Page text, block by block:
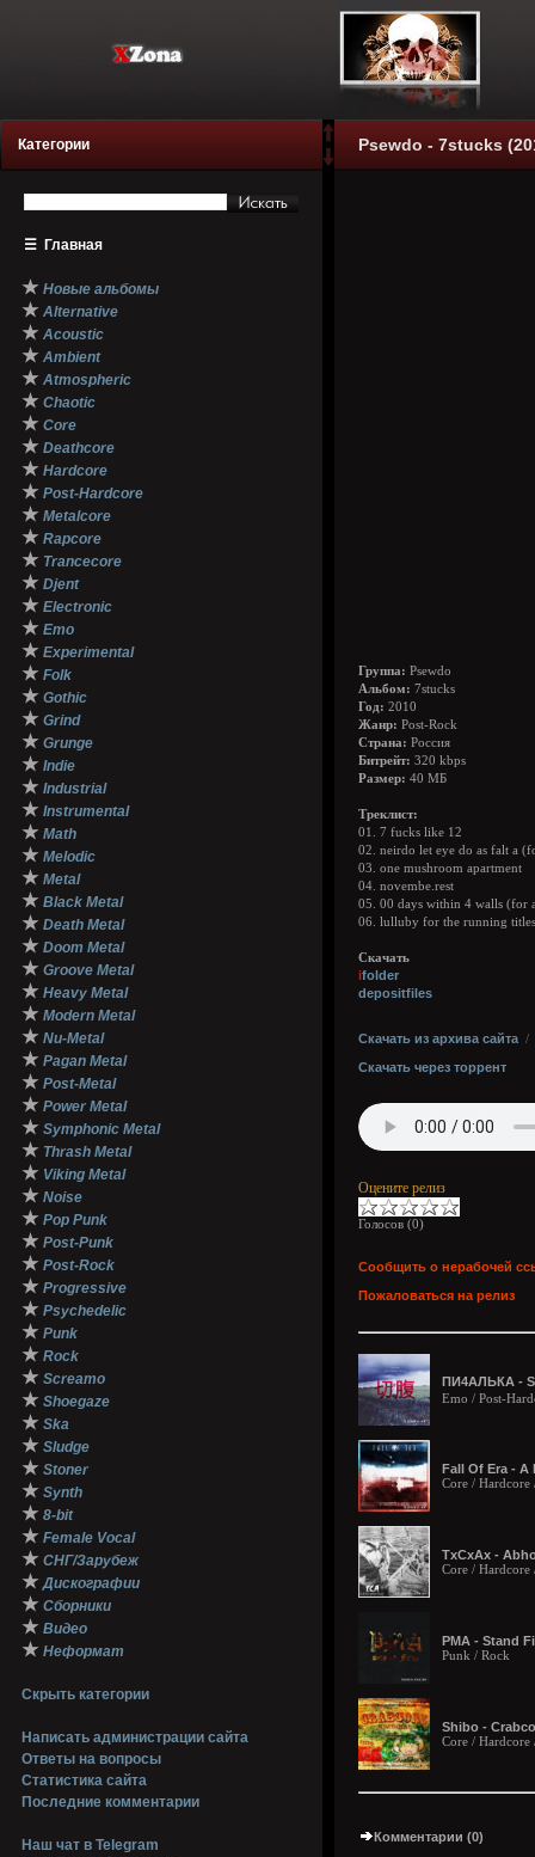
Категории
☰ Главная
★ Новые альбомы
★ Alternative
★ Acoustic
★ Ambient
★ Atmospheric
★ Chaotic
★ Core
★ Deathcore
★ Hardcore
★ Post-Hardcore
★ Metalcore
★ Rapcore
★ Trancecore
★ Djent
★ Electronic
★ Emo
★ Experimental
★ Folk
★ Gothic
★ Grind
★ Grunge
★ Indie
★ Industrial
★ Instrumental
★ Math
★ Melodic
★ Metal
★ Black Metal
★ Death Metal
★ Doom Metal
★ Groove Metal
★ Heavy Metal
★ Modern Metal
★ Nu-Metal
★ Pagan Metal
★ Post-Metal
★ Power Metal
★ Symphonic Metal
★ Thrash Metal
★ Viking Metal
★ Noise
★ Pop Punk
★ Post-Punk
★ Post-Rock
★ Progressive
★ Psychedelic
★ Punk
★ Rock
★ Screamo
★ Shoegaze
★ Ska
★ Sludge
★ Stoner
★ Synth
★ 8-bit
★ Female Vocal
★ СНГ/Зарубеж
★ Дискографии
★ Сборники
★ Видео
★ Неформат
Скрыть категории
Написать администрации сайта
Ответы на вопросы
Статистика сайта
Последние комментарии
Наш чат в Telegram
Psewdo - 7stucks
Группа: Psewdo
Альбом: 7stucks
Год: 2010
Жанр: Post-Rock
Страна: Россия
Битрейт: 320 kbps
Размер: 40 МБ
Треклист:
01. 7 fucks like 12
02. neirdo let eye do as falt a
03. one mushroom apartment
04. novembe.rest
05. 00 days within 4 walls (for
06. lulluby for the running
Скачать
ifolder
depositfiles
Скачать из архива сайта /
Скачать через торрент
Оцените релиз
Голосов (0)
Сообщить о нерабочей
Пожаловаться на релиз
ПИ4АЛЬКА -
Emo / Post-
Fall Of Era - A
Core / Hardcore
TxCxAx -
Core /
PMA - Stand
Punk / Rock
Shibo -
Core / Hardcore
Комментарии (0)